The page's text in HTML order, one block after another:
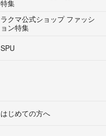
特集
ラクマ公式ショップ ファッシ
ョン特集
SPU
はじめての方へ